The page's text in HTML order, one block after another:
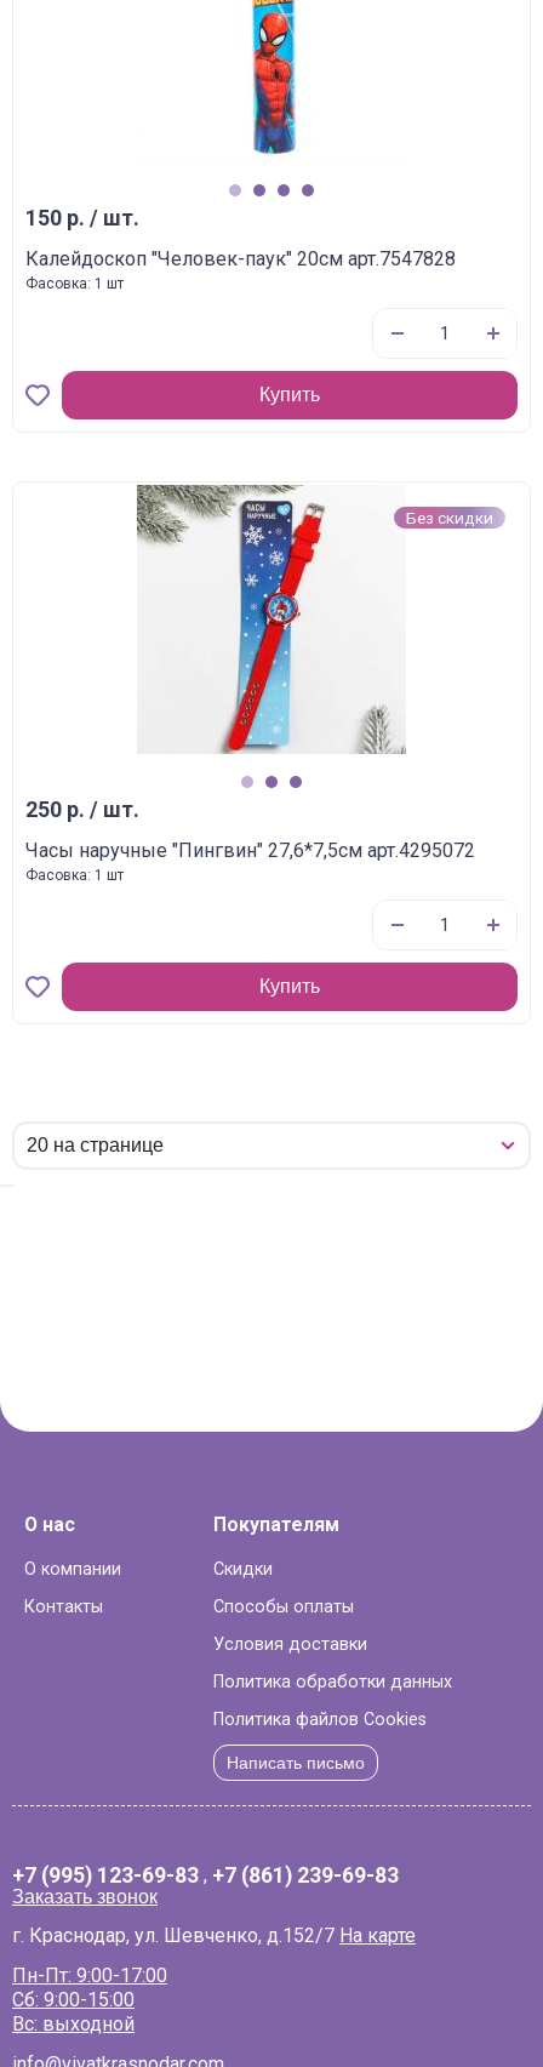
150 р. / шт.
Калейдоскоп "Человек-паук" 20см арт.7547828
Фасовка: 1 шт
Купить
Без скидки
250 р. / шт.
Часы наручные "Пингвин" 27,6*7,5см арт.4295072
Фасовка: 1 шт
Купить
О нас
О компании
Контакты
Покупателям
Скидки
Способы оплаты
Условия доставки
Политика обработки данных
Политика файлов Cookies
Написать письмо
+7 (995) 123-69-83 , +7 (861) 239-69-83
Заказать звонок
г. Краснодар, ул. Шевченко, д.152/7 На карте
Пн-Пт: 9:00-17:00
Сб: 9:00-15:00
Вс: выходной